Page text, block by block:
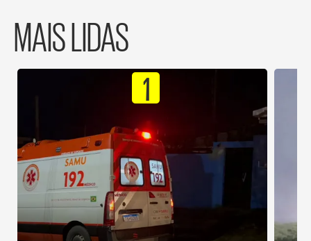
MAIS LIDAS
1